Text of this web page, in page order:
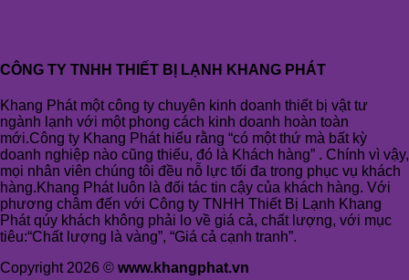
CÔNG TY TNHH THIẾT BỊ LẠNH KHANG PHÁT
Khang Phát một công ty chuyên kinh doanh thiết bị vật tư
ngành lạnh với một phong cách kinh doanh hoàn toàn
mới.Công ty Khang Phát hiểu rằng “có một thứ mà bất kỳ
doanh nghiệp nào cũng thiếu, đó là Khách hàng” . Chính vì vậy,
mọi nhân viên chúng tôi đều nỗ lực tối đa trong phục vụ khách
hàng.Khang Phát luôn là đối tác tin cậy của khách hàng. Với
phương châm đến với Công ty TNHH Thiết Bị Lạnh Khang
Phát qúy khách không phải lo về giá cả, chất lượng, với mục
tiêu:“Chất lượng là vàng”, “Giá cả cạnh tranh”.
Copyright 2026 © www.khangphat.vn